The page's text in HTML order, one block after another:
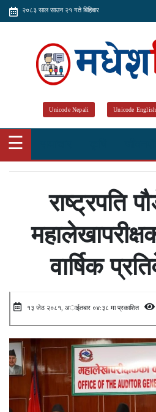
२०८३ साल साउन २१ गते बिहिबार
Unicode Nepali Unicode English
☰
राष्ट्रपति
वार्षिक
१३ जेठ २०८१, अाईतबार ०४:३८ मा प्रकाशित